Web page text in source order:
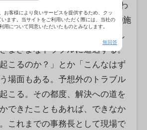
療や介護施設の経営にかかわ
年。携わった施設は、既に100施
が中心。現場でのサポートをし
まざまなトラブルに遭遇する。
こるのか？」とか「こんなはず
場面もある。予想外のトラブル
こる。その都度、解決への道を
できたこともあれば、できなか
これまでの事務長として現場で
お客様により良いサービスを提供するため、クッ
います。当サイトをご利用いただく際には、当社の
用について同意いただいたものとみなします。
無回答